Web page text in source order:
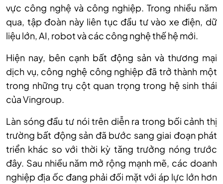
vực công nghệ và công nghiệp. Trong nhiều năm
qua, tập đoàn này liên tục đầu tư vào xe điện, dữ
liệu lớn, AI, robot và các công nghệ thế hệ mới.
Hiện nay, bên cạnh bất động sản và thương mại
dịch vụ, công nghệ công nghiệp đã trở thành một
trong những trụ cột quan trọng trong hệ sinh thái
của Vingroup.
Làn sóng đầu tư nói trên diễn ra trong bối cảnh thị
trường bất động sản đã bước sang giai đoạn phát
triển khác so với thời kỳ tăng trưởng nóng trước
đây. Sau nhiều năm mở rộng mạnh mẽ, các doanh
nghiệp địa ốc đang phải đối mặt với áp lực lớn hơn